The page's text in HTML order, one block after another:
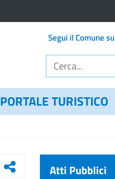
Segui il Comune su
PORTALE TURISTICO
Atti Pubblici